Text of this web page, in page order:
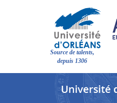
Source de talents,
depuis 1306
Université